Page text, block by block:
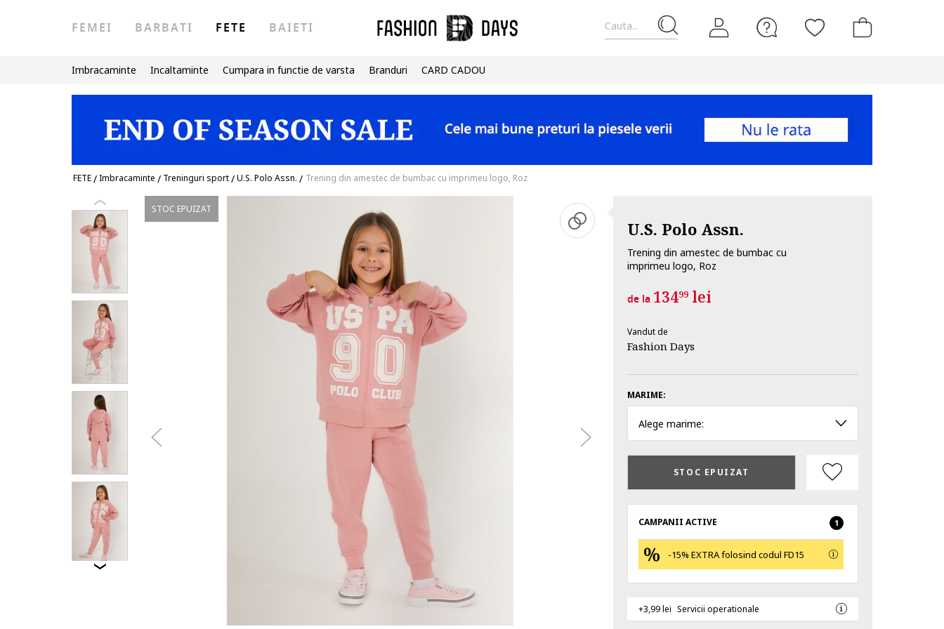
Cauta...
FEMEI BARBATI FETE BAIETI
Imbracaminte Incaltaminte Cumpara in functie de varsta Branduri CARD CADOU
FETE/Imbracaminte / Treninguri sport/U.S. Polo Assn. / Trening din amestec de bumbac cu imprimeu logo, Roz
STOC EPUIZAT
U.S. Polo Assn.
Trening din amestec de bumbac cu
imprimeu logo, Roz
de la 13499lei
Vandut de
Fashion Days
MARIME:
Alege marime:
STOC EPUIZAT
CAMPANII ACTIVE 1
-15% EXTRA folosind codul FD15
+3,99 lei Servicii operationale